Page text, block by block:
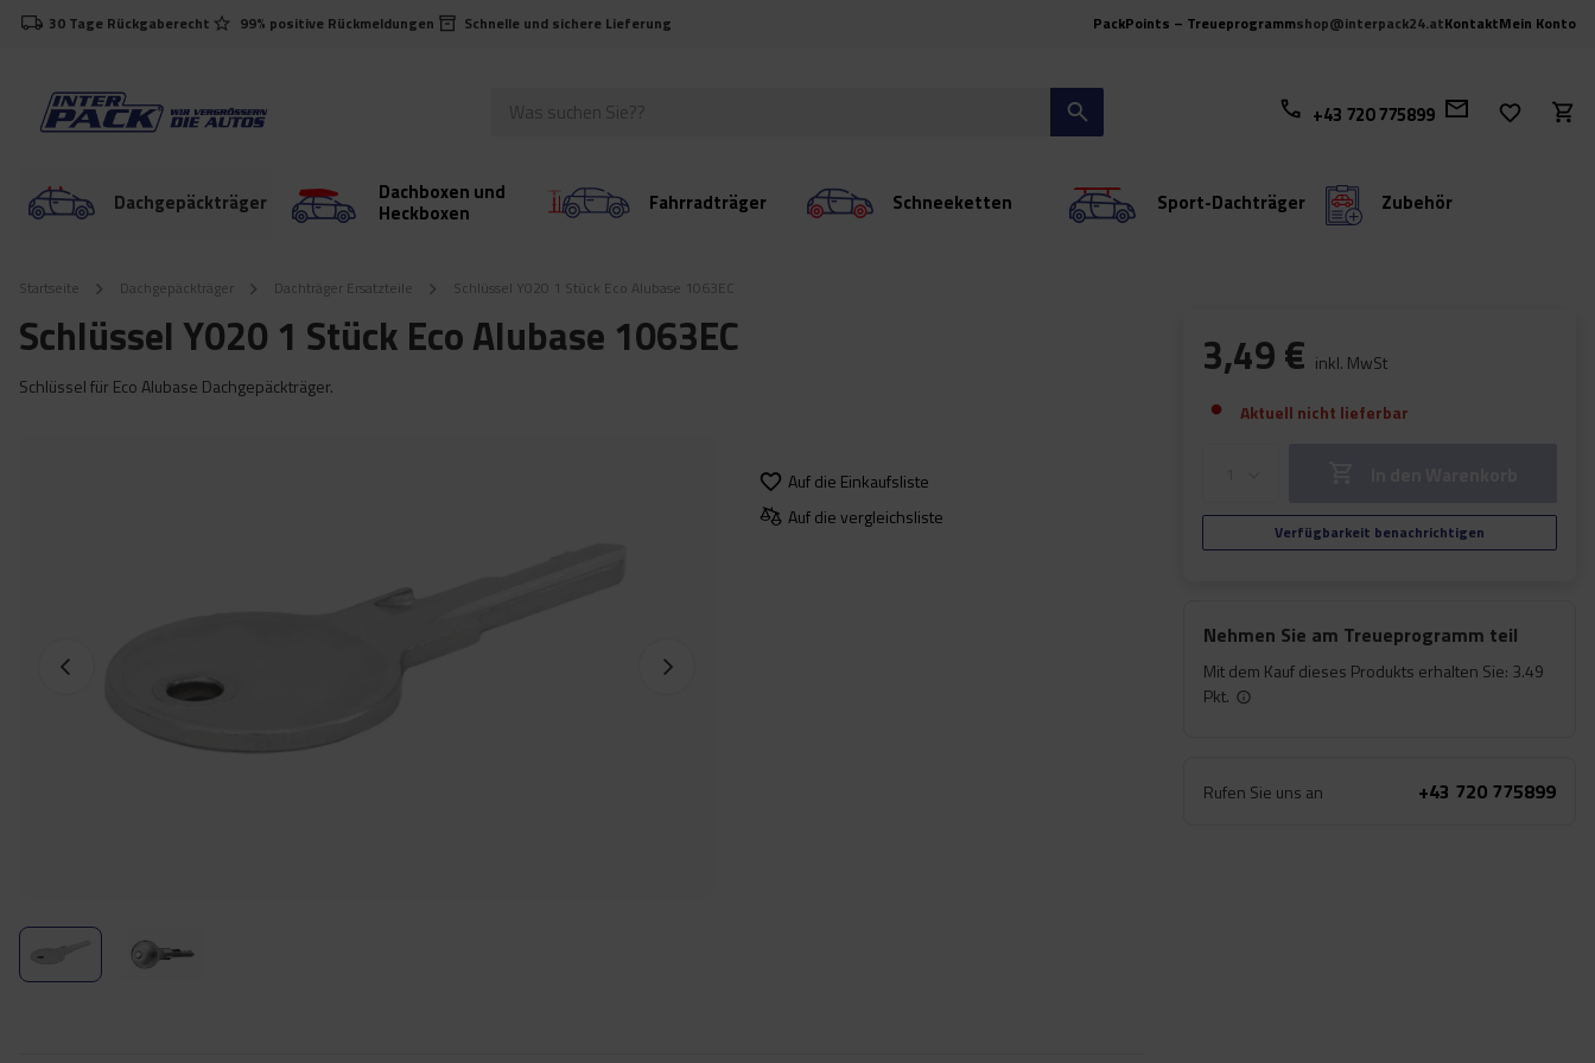
30 Tage Rückgaberecht 99% positive Rückmeldungen Schnelle und sichere Lieferung PackPoints – Treueprogrammshop@interpack24.atKontaktMein Konto
+43 720 775899
Dachgepäckträger Dachboxen und
Heckboxen Fahrradträger Schneeketten Sport-Dachträger Zubehör
Startseite Dachgepäckträger Dachträger Ersatzteile Schlüssel Y020 1 Stück Eco Alubase 1063EC
Schlüssel Y020 1 Stück Eco Alubase 1063EC
Schlüssel für Eco Alubase Dachgepäckträger.
Auf die Einkaufsliste
Auf die vergleichsliste
3,49 € inkl. MwSt
Aktuell nicht lieferbar
Verfügbarkeit benachrichtigen
Nehmen Sie am Treueprogramm teil
Mit dem Kauf dieses Produkts erhalten Sie: 3.49
Pkt.
Rufen Sie uns an +43 720 775899